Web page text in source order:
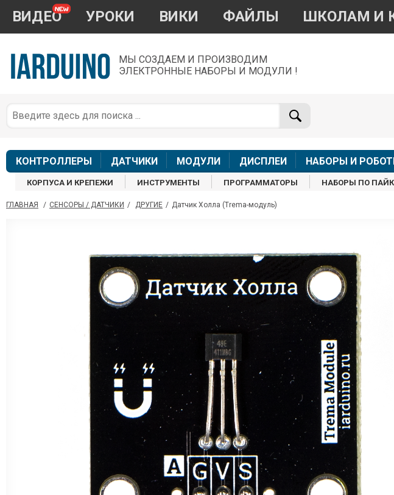
ВИДЕО УРОКИ ВИКИ ФАЙЛЫ ШКОЛАМ И
МЫ СОЗДАЕМ И ПРОИЗВОДИМ
ЭЛЕКТРОННЫЕ НАБОРЫ И МОДУЛИ !
КОНТРОЛЛЕРЫ ДАТЧИКИ МОДУЛИ ДИСПЛЕИ НАБОРЫ И
КОРПУСА И КРЕПЕЖИ ИНСТРУМЕНТЫ ПРОГРАММАТОРЫ НАБОРЫ ПО
ГЛАВНАЯ / СЕНСОРЫ / ДАТЧИКИ / ДРУГИЕ / Датчик Холла (Trema-модуль)
По вопросам
+7 968 454 17 38
звонки и аудио сообщения не
Менеджер
shop@iarduino.ru
Консультант
shop@iarduino.ru